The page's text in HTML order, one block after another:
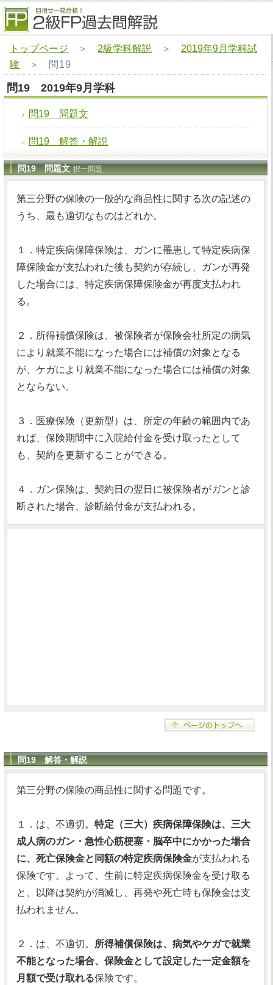
トップページ ＞ 2級学科解説 ＞ 2019年9月学科試
験 ＞ 問19
問19 2019年9月学科
問19 問題文
問19 解答・解説
問19 問題文 択一問題
第三分野の保険の一般的な商品性に関する次の記述の
うち、最も適切なものはどれか。
１．特定疾病保障保険は、ガンに罹患して特定疾病保
障保険金が支払われた後も契約が存続し、ガンが再発
した場合には、特定疾病保障保険金が再度支払われ
る。
２．所得補償保険は、被保険者が保険会社所定の病気
により就業不能になった場合には補償の対象となる
が、ケガにより就業不能になった場合には補償の対象
とならない。
３．医療保険（更新型）は、所定の年齢の範囲内であ
れば、保険期間中に入院給付金を受け取ったとして
も、契約を更新することができる。
４．ガン保険は、契約日の翌日に被保険者がガンと診
断された場合、診断給付金が支払われる。
問19 解答・解説
第三分野の保険の商品性に関する問題です。
１．は、不適切。 特定（三大）疾病保障保険は、三大
成人病のガン・急性心筋梗塞・脳卒中にかかった場合
に、死亡保険金と同額の特定疾病保険金が支払われる
保険です。よって、生前に特定疾病保険金を受け取る
と、以降は契約が消滅し、再発や死亡時も保険金は支
払われません。
２．は、不適切。
所得補償保険は、病気やケガで就業
不能となった場合、保険金として設定した一定金額を
月額で受け取れる保険です。